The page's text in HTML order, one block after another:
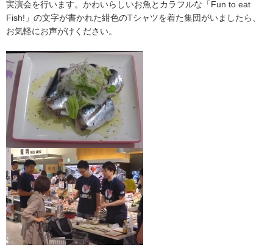
実演会を行います。かわいらしいお魚とカラフルな「Fun to eat
Fish!」の文字が書かれた紺色のTシャツを着た集団がいましたら、
お気軽にお声がけください。